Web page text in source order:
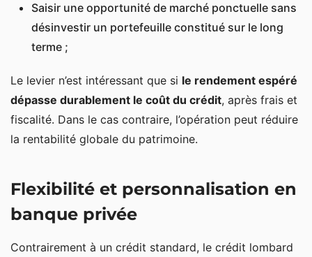
Saisir une opportunité de marché ponctuelle sans
désinvestir un portefeuille constitué sur le long
terme ;
Le levier n’est intéressant que si le rendement espéré
dépasse durablement le coût du crédit, après frais et
fiscalité. Dans le cas contraire, l’opération peut réduire
la rentabilité globale du patrimoine.
Flexibilité et personnalisation en
banque privée
Contrairement à un crédit standard, le crédit lombard